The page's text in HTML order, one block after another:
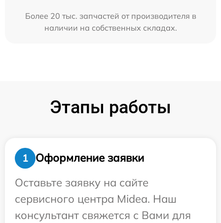
Более 20 тыс. запчастей от производителя в
наличии на собственных складах.
Этапы работы
1
Оформление заявки
Оставьте заявку на сайте
сервисного центра Midea. Наш
консультант свяжется с Вами для